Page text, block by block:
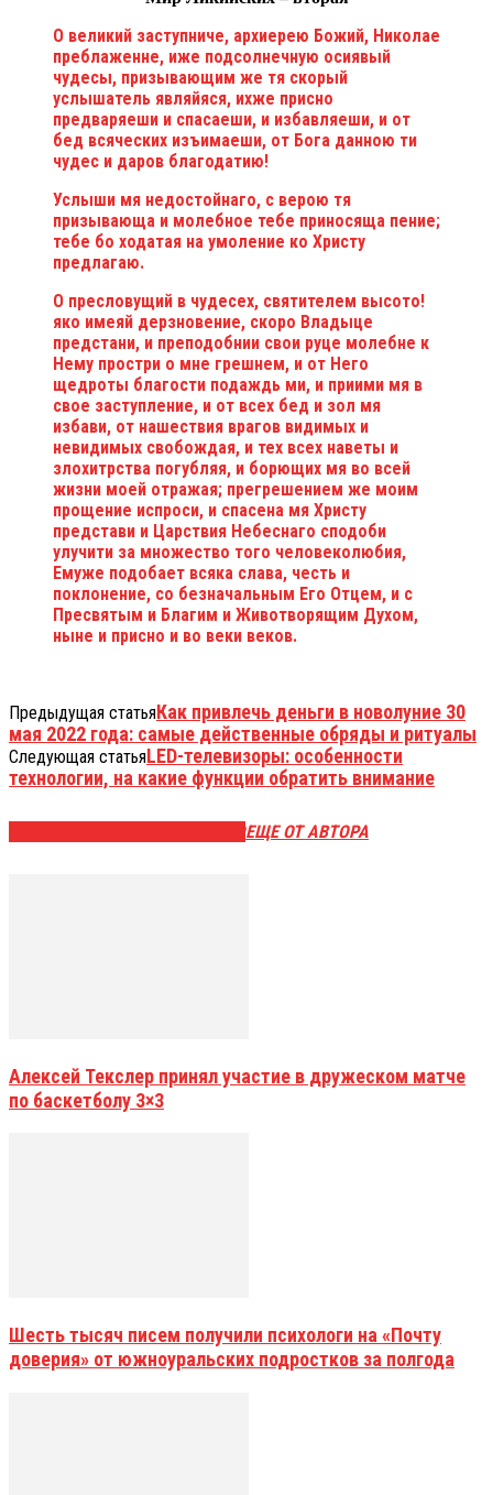
О великий заступниче, архиерею Божий, Николае
преблаженне, иже подсолнечную осиявый
чудесы, призывающим же тя скорый
услышатель являйяся, ихже присно
предваряеши и спасаеши, и избавляеши, и от
бед всяческих изъимаеши, от Бога данною ти
чудес и даров благодатию!
Услыши мя недостойнаго, с верою тя
призывающа и молебное тебе приносяща пение;
тебе бо ходатая на умоление ко Христу
предлагаю.
О пресловущий в чудесех, святителем высото!
яко имеяй дерзновение, скоро Владыце
предстани, и преподобнии свои руце молебне к
Нему простри о мне грешнем, и от Него
щедроты благости подаждь ми, и приими мя в
свое заступление, и от всех бед и зол мя
избави, от нашествия врагов видимых и
невидимых свобождая, и тех всех наветы и
злохитрства погубляя, и борющих мя во всей
жизни моей отражая; прегрешением же моим
прощение испроси, и спасена мя Христу
представи и Царствия Небеснаго сподоби
улучити за множество того человеколюбия,
Емуже подобает всяка слава, честь и
поклонение, со безначальным Его Отцем, и с
Пресвятым и Благим и Животворящим Духом,
ныне и присно и во веки веков.
Предыдущая статьяКак привлечь деньги в новолуние 30
мая 2022 года: самые действенные обряды и ритуалы
Следующая статьяLED-телевизоры: особенности
технологии, на какие функции обратить внимание
ЕЩЕ ОТ АВТОРА
Алексей Текслер принял участие в дружеском матче
по баскетболу 3×3
Шесть тысяч писем получили психологи на «Почту
доверия» от южноуральских подростков за полгода